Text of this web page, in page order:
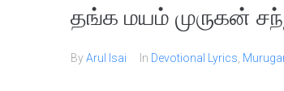
தங்க மயம் முருகன்
ByArul Isai In Devotional Lyrics